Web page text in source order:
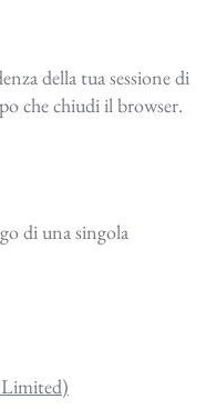
della tua sessione di
che chiudi il browser.
di una singola